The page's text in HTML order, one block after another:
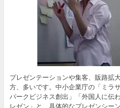
プレゼンテーションや集客、販路拡
方、多いです。中小企業庁の「ミラ
パークビジネス創出」「外国人に伝
レゼン」と、具体的なプレゼンシー